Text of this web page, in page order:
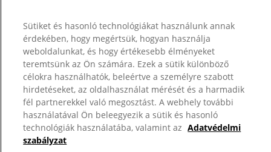
Sütiket és hasonló technológiákat használunk annak
érdekében, hogy megértsük, hogyan használja
weboldalunkat, és hogy értékesebb élményeket
teremtsünk az Ön számára. Ezek a sütik különböző
célokra használhatók, beleértve a személyre szabott
hirdetéseket, az oldalhasználat mérését és a harmadik
fél partnerekkel való megosztást. A webhely további
használatával Ön beleegyezik a sütik és hasonló
technológiák használatába, valamint az Adatvédelmi
szabályzat